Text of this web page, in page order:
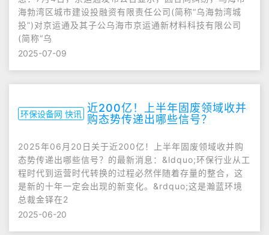
海勃湾区城市建设投融资有限责任公司(简称“乌海勃湾城
投”)对京运通及其子公乌海市京运通新材料科技有限公司
(简称“乌
2025-07-09
环保设备网 快讯 近200亿！上半年固废领域收并
购态势传递出哪些信号？
2025年06月20日关于近200亿！上半年固废领域收并购
态势传递出哪些信号？的最新消息：&ldquo;环保行业从工
程时代到运营时代转换的过程必然伴随着存量的整合，这
是新的十年一定会出现的新变化。&rdquo;这是瀚蓝环境
总裁金铎在2
2025-06-20